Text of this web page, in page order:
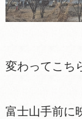
変わってこち
富士山手前に